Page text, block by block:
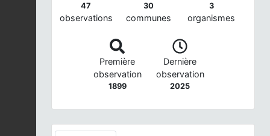
47
observations
30
communes
3
organismes
Première
observation
1899
Dernière
observation
2025